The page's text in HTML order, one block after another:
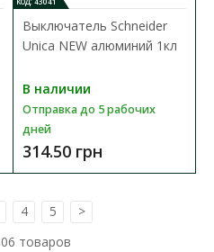
Asfora предназначен для
одной групп..
сравнения
Выключатель Schneider
Unica NEW алюминий 1кл
В наличии
Отправка до 5 рабочих
дней
314.50 грн
4 5
>
товаров